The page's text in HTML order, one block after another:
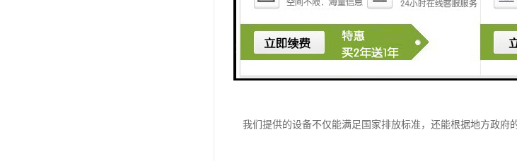
根据相关数据，济南市每年产生的污水量呈现逐年递增的趋
在这种背景下，潍坊上善若水的污水处理设备以其优良的性
我们提供的设备不仅能满足国家排放标准，还能根据地方政府